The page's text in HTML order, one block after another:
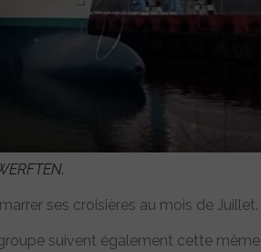
ses croisières au mois de Juillet.
suivent également cette même